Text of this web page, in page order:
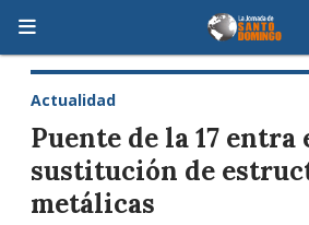
Puente de la 17 entra
sustitución de
metálicas
Actualidad